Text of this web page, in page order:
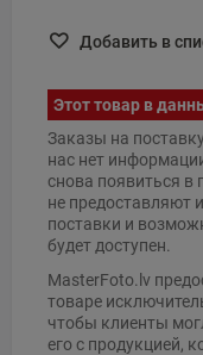
Добавить в
Этот товар в
Заказы на
нас нет
снова появиться
не
поставки и
будет доступен.
MasterFoto.lv
товаре
чтобы клиенты
его с продукцией,